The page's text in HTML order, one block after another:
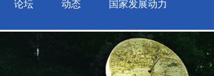
论坛 动态 国家发展动力